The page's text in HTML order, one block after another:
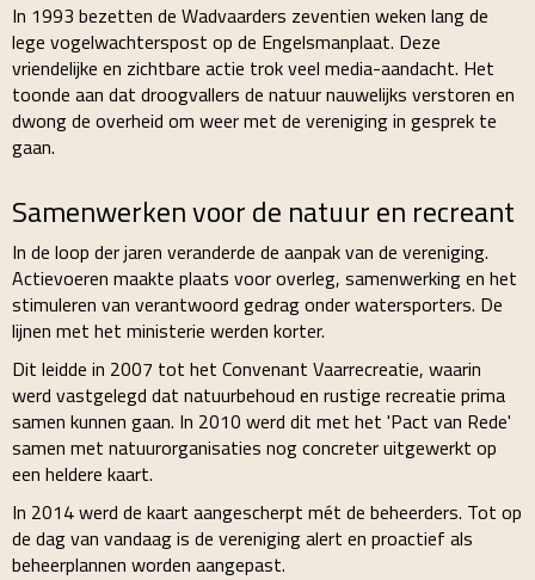
In 1993 bezetten de Wadvaarders zeventien weken lang de
lege vogelwachterspost op de Engelsmanplaat. Deze
vriendelijke en zichtbare actie trok veel media-aandacht. Het
toonde aan dat droogvallers de natuur nauwelijks verstoren en
dwong de overheid om weer met de vereniging in gesprek te
gaan.
Samenwerken voor de natuur en recreant
In de loop der jaren veranderde de aanpak van de vereniging.
Actievoeren maakte plaats voor overleg, samenwerking en het
stimuleren van verantwoord gedrag onder watersporters. De
lijnen met het ministerie werden korter.
Dit leidde in 2007 tot het Convenant Vaarrecreatie, waarin
werd vastgelegd dat natuurbehoud en rustige recreatie prima
samen kunnen gaan. In 2010 werd dit met het 'Pact van Rede'
samen met natuurorganisaties nog concreter uitgewerkt op
een heldere kaart.
In 2014 werd de kaart aangescherpt mét de beheerders. Tot op
de dag van vandaag is de vereniging alert en proactief als
beheerplannen worden aangepast.